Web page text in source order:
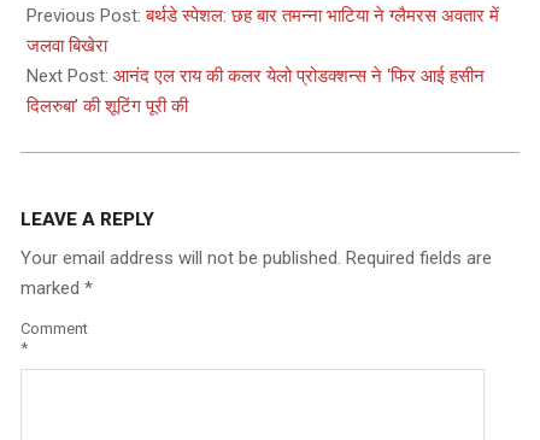
12-
21
Previous Post:बर्थडे स्पेशल: छह बार तमन्ना भाटिया ने ग्लैमरस अवतार में
जलवा बिखेरा
Next Post: आनंद एल राय की कलर येलो प्रोडक्शन्स ने ‘फिर आई हसीन
दिलरुबा’ की शूटिंग पूरी की
LEAVE A REPLY
Your email address will not be published. Required fields are
marked *
Comment
*